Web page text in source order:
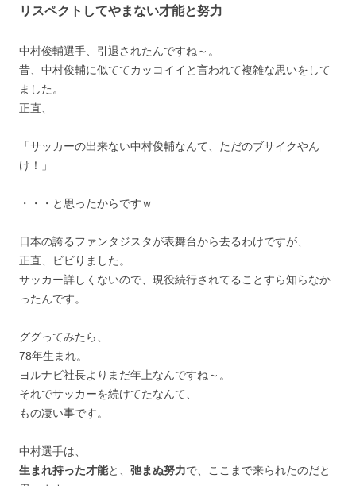
リスペクトしてやまない才能と努力
中村俊輔選手、引退されたんですね～。
昔、中村俊輔に似ててカッコイイと言われて複雑な思いをして
ました。
正直、
「サッカーの出来ない中村俊輔なんて、ただのブサイクやん
け！」
・・・と思ったからですｗ
日本の誇るファンタジスタが表舞台から去るわけですが、
正直、ビビりました。
サッカー詳しくないので、現役続行されてることすら知らなか
ったんです。
ググってみたら、
78年生まれ。
ヨルナビ社長よりまだ年上なんですね～。
それでサッカーを続けてたなんて、
もの凄い事です。
中村選手は、
生まれ持った才能と、 弛まぬ努力で、ここまで来られたのだと